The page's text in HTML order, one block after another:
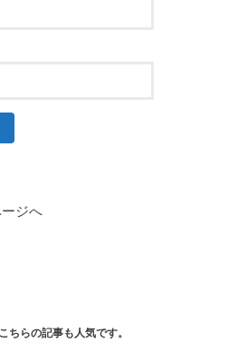
ージへ
こちらの記事も人気です。